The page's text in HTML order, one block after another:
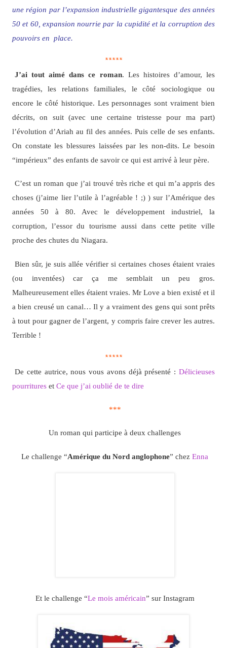
une région par l’expansion industrielle gigantesque des années
50 et 60, expansion nourrie par la cupidité et la corruption des
pouvoirs en place.
*****
J’ai tout aimé dans ce roman. Les histoires d’amour, les
tragédies, les relations familiales, le côté sociologique ou
encore le côté historique. Les personnages sont vraiment bien
décrits, on suit (avec une certaine tristesse pour ma part)
l’évolution d’Ariah au fil des années. Puis celle de ses enfants.
On constate les blessures laissées par les non-dits. Le besoin
“impérieux” des enfants de savoir ce qui est arrivé à leur père.
C’est un roman que j’ai trouvé très riche et qui m’a appris des
choses (j’aime lier l’utile à l’agréable ! ;) ) sur l’Amérique des
années 50 à 80. Avec le développement industriel, la
corruption, l’essor du tourisme aussi dans cette petite ville
proche des chutes du Niagara.
Bien sûr, je suis allée vérifier si certaines choses étaient vraies
(ou inventées) car ça me semblait un peu gros.
Malheureusement elles étaient vraies. Mr Love a bien existé et il
a bien creusé un canal… Il y a vraiment des gens qui sont prêts
à tout pour gagner de l’argent, y compris faire crever les autres.
Terrible !
*****
De cette autrice, nous vous avons déjà présenté :Délicieuses
pourritureset Ce que j’ai oublié de te dire
***
Un roman qui participe à deux challenges
Le challenge “Amérique du Nord anglophone” chez Enna
Et le challenge “Le mois américain” sur Instagram